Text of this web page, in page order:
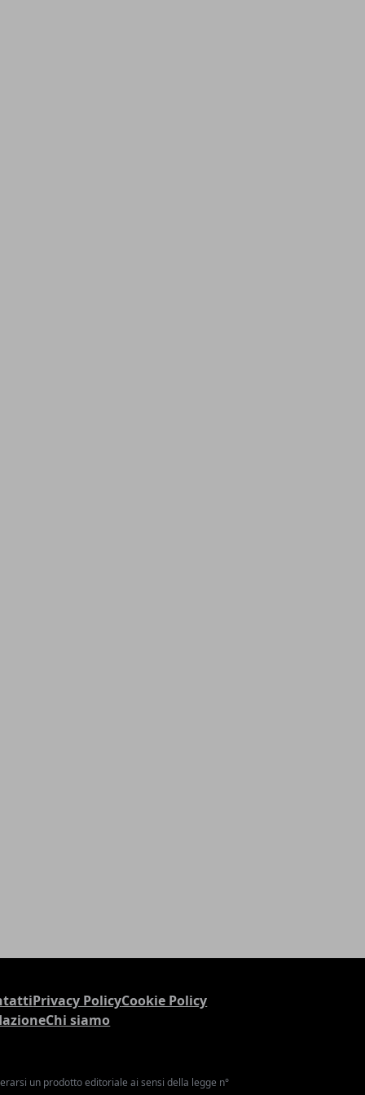
Privacy PolicyCookie Policy
Chi siamo
un prodotto editoriale ai sensi della legge n°